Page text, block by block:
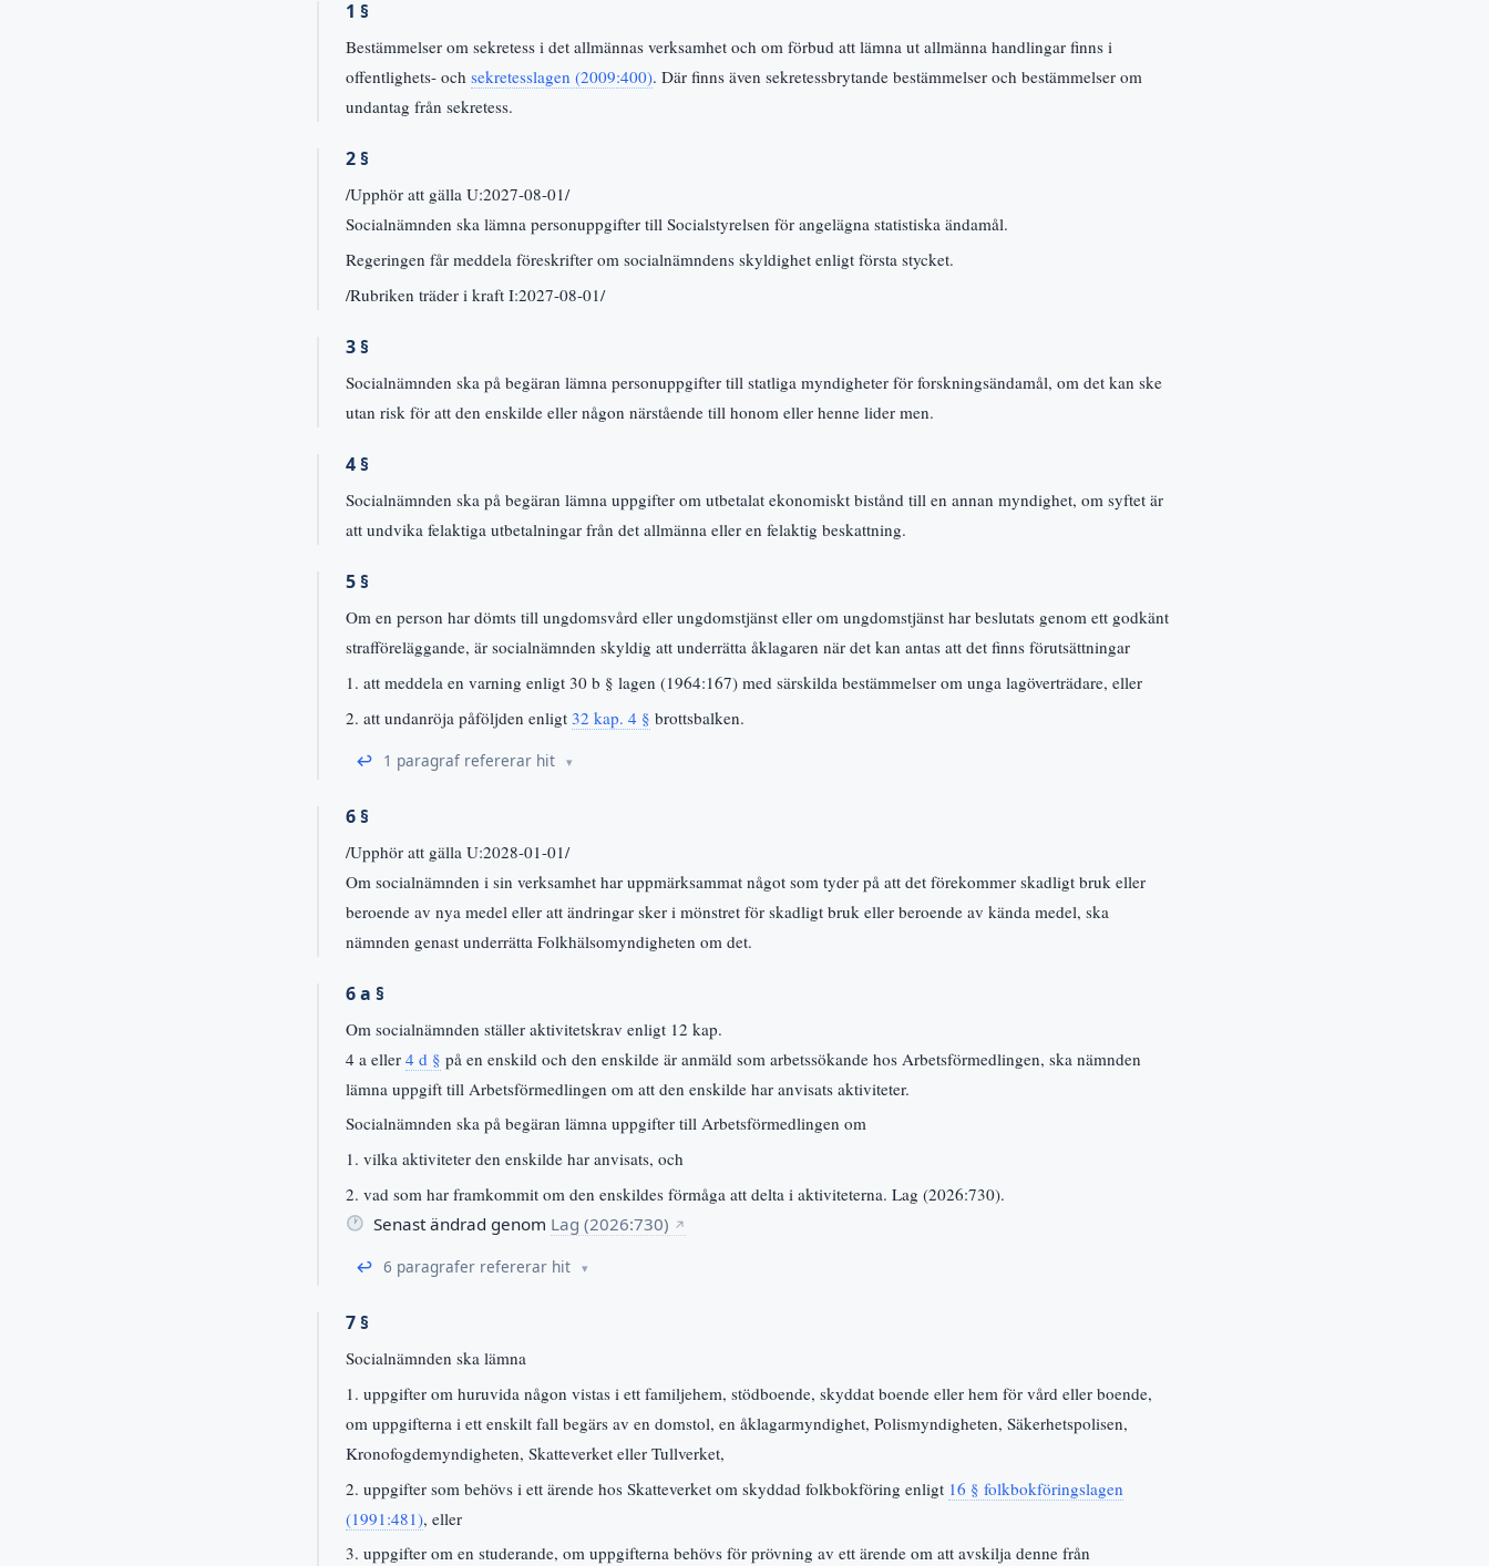
1 §
Bestämmelser om sekretess i det allmännas verksamhet och om förbud att lämna ut allmänna handlingar finns i
offentlighets- och sekretesslagen (2009:400). Där finns även sekretessbrytande bestämmelser och bestämmelser om
undantag från sekretess.
2 §
/Upphör att gälla U:2027-08-01/
Socialnämnden ska lämna personuppgifter till Socialstyrelsen för angelägna statistiska ändamål.
Regeringen får meddela föreskrifter om socialnämndens skyldighet enligt första stycket.
/Rubriken träder i kraft I:2027-08-01/
3 §
Socialnämnden ska på begäran lämna personuppgifter till statliga myndigheter för forskningsändamål, om det kan ske
utan risk för att den enskilde eller någon närstående till honom eller henne lider men.
4 §
Socialnämnden ska på begäran lämna uppgifter om utbetalat ekonomiskt bistånd till en annan myndighet, om syftet är
att undvika felaktiga utbetalningar från det allmänna eller en felaktig beskattning.
5 §
Om en person har dömts till ungdomsvård eller ungdomstjänst eller om ungdomstjänst har beslutats genom ett godkänt
strafföreläggande, är socialnämnden skyldig att underrätta åklagaren när det kan antas att det finns förutsättningar
1. att meddela en varning enligt 30 b § lagen (1964:167) med särskilda bestämmelser om unga lagöverträdare, eller
2. att undanröja påföljden enligt 32 kap. 4 § brottsbalken.
↩ 1 paragraf refererar hit
6 §
/Upphör att gälla U:2028-01-01/
Om socialnämnden i sin verksamhet har uppmärksammat något som tyder på att det förekommer skadligt bruk eller
beroende av nya medel eller att ändringar sker i mönstret för skadligt bruk eller beroende av kända medel, ska
nämnden genast underrätta Folkhälsomyndigheten om det.
6 a §
Om socialnämnden ställer aktivitetskrav enligt 12 kap.
4 a eller 4 d § på en enskild och den enskilde är anmäld som arbetssökande hos Arbetsförmedlingen, ska nämnden
lämna uppgift till Arbetsförmedlingen om att den enskilde har anvisats aktiviteter.
Socialnämnden ska på begäran lämna uppgifter till Arbetsförmedlingen om
1. vilka aktiviteter den enskilde har anvisats, och
2. vad som har framkommit om den enskildes förmåga att delta i aktiviteterna. Lag (2026:730).
Senast ändrad genom Lag (2026:730) ↗
↩ 6 paragrafer refererar hit
7 §
Socialnämnden ska lämna
1. uppgifter om huruvida någon vistas i ett familjehem, stödboende, skyddat boende eller hem för vård eller boende,
om uppgifterna i ett enskilt fall begärs av en domstol, en åklagarmyndighet, Polismyndigheten, Säkerhetspolisen,
Kronofogdemyndigheten, Skatteverket eller Tullverket,
2. uppgifter som behövs i ett ärende hos Skatteverket om skyddad folkbokföring enligt 16 § folkbokföringslagen
(1991:481), eller
3. uppgifter om en studerande, om uppgifterna behövs för prövning av ett ärende om att avskilja denne från